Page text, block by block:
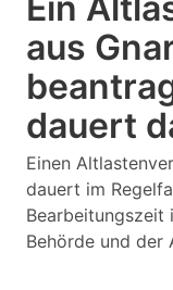
aus
dauert
Einen
dauert im
Bearbeitungszeit
Behörde und der